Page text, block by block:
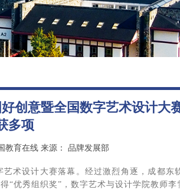
后勤保障
创意暨全国数字艺术设计大
多项
教育在线 来源： 品牌发展部
术设计大赛落幕。经过激烈角逐，成都东
优秀组织奖”，数字艺术与设计学院教师李